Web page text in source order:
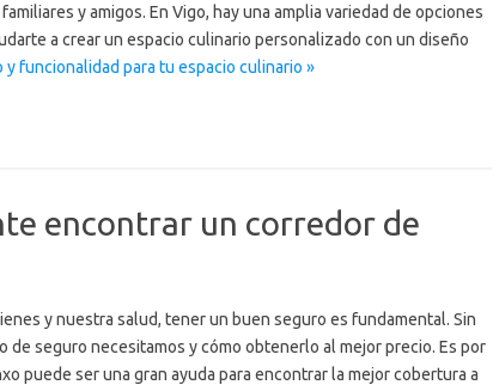
y amigos. En Vigo, hay una amplia variedad de opciones
a crear un espacio culinario personalizado con un diseño
y funcionalidad para tu espacio culinario »
encontrar un corredor de
y nuestra salud, tener un buen seguro es fundamental. Sin
de seguro necesitamos y cómo obtenerlo al mejor precio. Es por
puede ser una gran ayuda para encontrar la mejor cobertura a